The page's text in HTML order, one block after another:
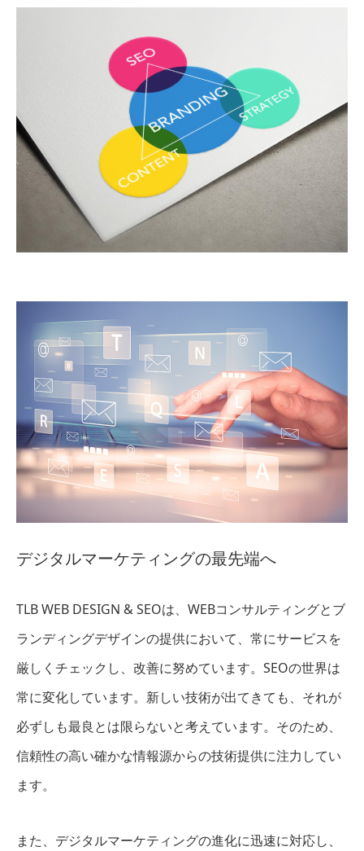
デジタルマーケティングの最先端へ
TLB WEB DESIGN & SEOは、WEBコンサルティングとブ
ランディングデザインの提供において、常にサービスを
厳しくチェックし、改善に努めています。SEOの世界は
常に変化しています。新しい技術が出てきても、それが
必ずしも最良とは限らないと考えています。そのため、
信頼性の高い確かな情報源からの技術提供に注力してい
ます。
また、デジタルマーケティングの進化に迅速に対応し、